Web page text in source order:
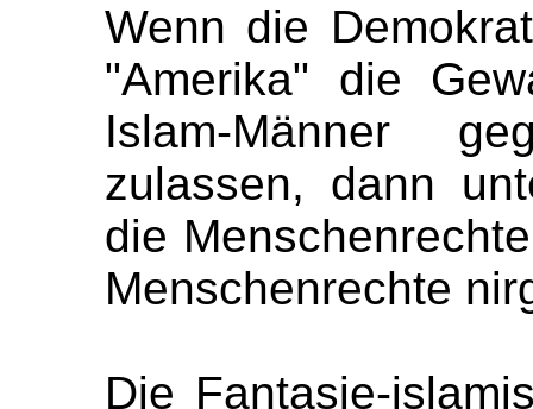
Wenn die
"Amerika" die
Islam-Männer
zulassen, dann
die
Menschenrechte
Die Fantasie-